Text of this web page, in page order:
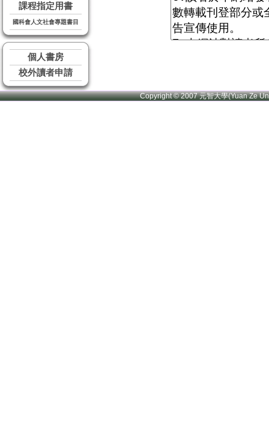
課程指定用書
國科會人文社會專題書目
個人書房
校外讀者申請
Copyright © 2007 元智大學(Yuan Ze